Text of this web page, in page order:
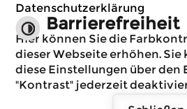
Immer
möchte
Datenschutzerklärung
Barrierefreiheit
Hier können Sie die
dieser Webseite erhöhen. Sie
diese Einstellungen über den
"Kontrast" jederzeit